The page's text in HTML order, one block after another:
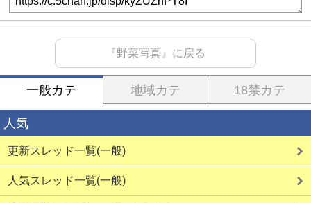
『野菜写真』に戻る
一般カテ 地域カテ 18禁カテ
人気
更新スレッド一覧(一般)
人気スレッド一覧(一般)